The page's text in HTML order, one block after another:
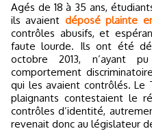
Agés de 18 à 35 ans,
ils avaient déposé plainte
contrôles abusifs, et
faute lourde. Ils ont été
octobre 2013, n’ayant
comportement
qui les avaient contrôlés. Le
plaignants contestaient le
contrôles d’identité,
revenait donc au législateur